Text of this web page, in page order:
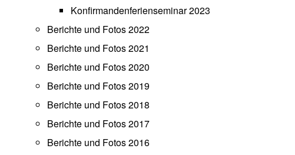
Konfirmandenferienseminar 2023
Berichte und Fotos 2022
Berichte und Fotos 2021
Berichte und Fotos 2020
Berichte und Fotos 2019
Berichte und Fotos 2018
Berichte und Fotos 2017
Berichte und Fotos 2016